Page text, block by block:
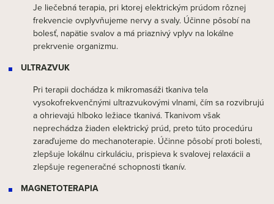
Je liečebná terapia, pri ktorej elektrickým prúdom rôznej
frekvencie ovplyvňujeme nervy a svaly. Účinne pôsobí na
bolesť, napätie svalov a má priaznivý vplyv na lokálne
prekrvenie organizmu.
ULTRAZVUK
Pri terapii dochádza k mikromasáži tkaniva tela
vysokofrekvenčnými ultrazvukovými vlnami, čím sa rozvibrujú
a ohrievajú hlboko ležiace tkanivá. Tkanivom však
neprechádza žiaden elektrický prúd, preto túto procedúru
zaraďujeme do mechanoterapie. Účinne pôsobí proti bolesti,
zlepšuje lokálnu cirkuláciu, prispieva k svalovej relaxácii a
zlepšuje regeneračné schopnosti tkanív.
MAGNETOTERAPIA